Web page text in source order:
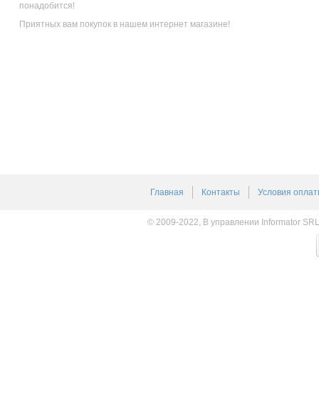
понадобится!
Приятных вам покупок в нашем интернет магазине!
Главная Контакты Условия
© 2009-2022, В управлении Informator SRL